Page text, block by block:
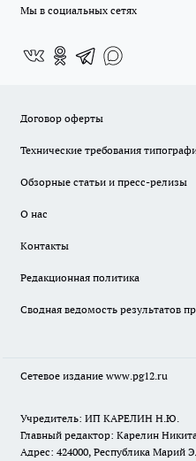
Мы в социальных сетях
Договор оферты
Технические требования
Обзорные статьи и пресс-релизы
О нас
Контакты
Редакционная политика
Сводная ведомость результатов
Сетевое издание www.pg12.ru
Учредитель: ИП КАРЕЛИН Н.Ю.
Главный редактор: Карелин
Адрес: 424000, Республика Марий